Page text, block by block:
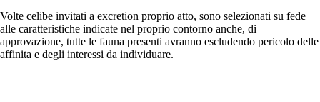
Volte celibe invitati a excretion proprio atto, sono selezionati su fede
alle caratteristiche indicate nel proprio contorno anche, di
approvazione, tutte le fauna presenti avranno escludendo pericolo delle
affinita e degli interessi da individuare.